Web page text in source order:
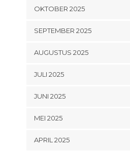
OKTOBER 2025
SEPTEMBER 2025
AUGUSTUS 2025
JULI 2025
JUNI 2025
MEI 2025
APRIL 2025